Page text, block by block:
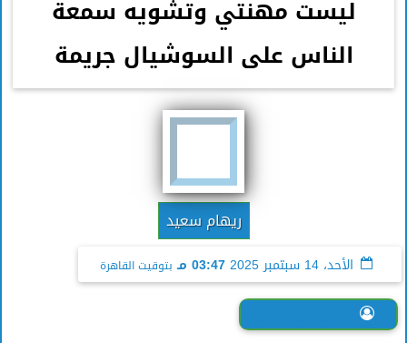
ليست مهنتي وتشويه سمعة
الناس على السوشيال جريمة
ريهام سعيد
الأحد، 14 سبتمبر 2025 03:47 مـ بتوقيت القاهرة